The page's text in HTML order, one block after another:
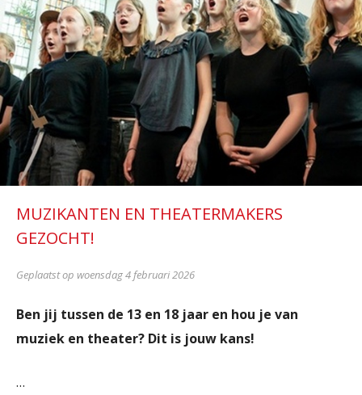
MUZIKANTEN EN THEATERMAKERS
GEZOCHT!
Geplaatst op woensdag 4 februari 2026
Ben jij tussen de 13 en 18 jaar en hou je van
muziek en theater? Dit is jouw kans!
…